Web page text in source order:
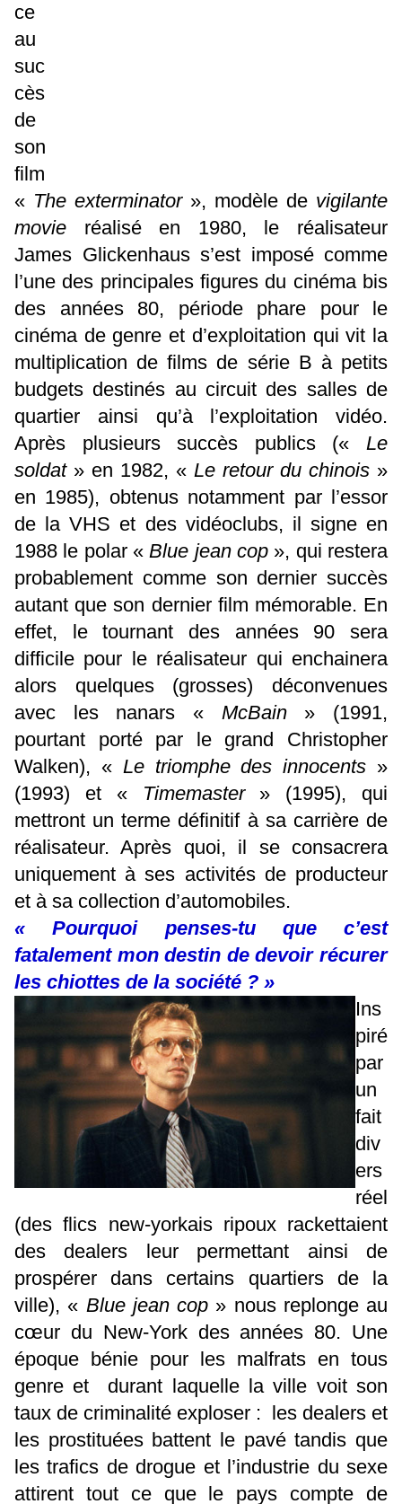
ce
au
suc
cès
de
son
film
« The exterminator», modèle de vigilante
movie réalisé en 1980, le réalisateur
James Glickenhaus s’est imposé comme
l’une des principales figures du cinéma bis
des années 80, période phare pour le
cinéma de genre et d’exploitation qui vit la
multiplication de films de série B à petits
budgets destinés au circuit des salles de
quartier ainsi qu’à l’exploitation vidéo.
Après plusieurs succès publics (« Le
soldat» en 1982, « Le retour du chinois »
en 1985), obtenus notamment par l’essor
de la VHS et des vidéoclubs, il signe en
1988 le polar «Blue jean cop », qui restera
probablement comme son dernier succès
autant que son dernier film mémorable. En
effet, le tournant des années 90 sera
difficile pour le réalisateur qui enchainera
alors quelques (grosses) déconvenues
avec les nanars « McBain» (1991,
pourtant porté par le grand Christopher
Walken), « Le triomphe des innocents »
(1993) et « Timemaster » (1995), qui
mettront un terme définitif à sa carrière de
réalisateur. Après quoi, il se consacrera
uniquement à ses activités de producteur
et à sa collection d’automobiles.
« Pourquoi penses-tu que c’est
fatalement mon destin de devoir récurer
les chiottes de la société ? »
Ins
piré
par
un
fait
div
ers
réel
(des flics new-yorkais ripoux rackettaient
des dealers leur permettant ainsi de
prospérer dans certains quartiers de la
ville), « Blue jean cop » nous replonge au
cœur du New-York des années 80. Une
époque bénie pour les malfrats en tous
genre et durant laquelle la ville voit son
taux de criminalité exploser : les dealers et
les prostituées battent le pavé tandis que
les trafics de drogue et l’industrie du sexe
attirent tout ce que le pays compte de